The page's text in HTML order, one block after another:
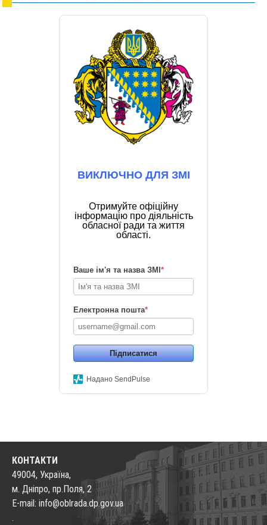
ВИКЛЮЧНО ДЛЯ ЗМІ
Отримуйте офіційну
інформацію про діяльність
обласної ради та життя
області.
Ваше ім'я та назва ЗМІ *
Електронна пошта*
Підписатися
Надано SendPulse
КОНТАКТИ
49004, Україна,
м. Дніпро, пр.Поля, 2
E-mail: info@oblrada.dp.gov.ua
.